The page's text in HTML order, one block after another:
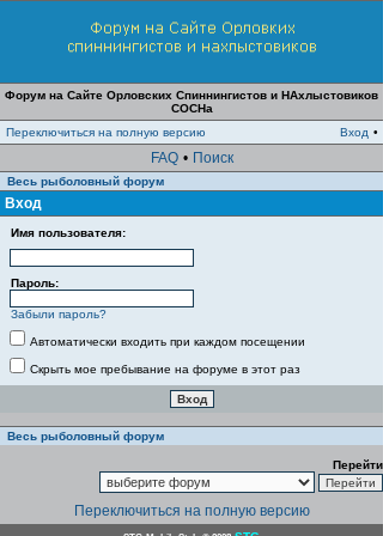
Форум на Сайте Орловских Спиннингистов и НАхлыстовиков
СОСНа
Переключиться на полную версию
Вход •
FAQ • Поиск
Весь рыболовный форум
Вход
Имя пользователя:
Пароль:
Забыли пароль?
Автоматически входить при каждом посещении
Скрыть мое пребывание на форуме в этот раз
Весь рыболовный форум
Перейти
Переключиться на полную версию